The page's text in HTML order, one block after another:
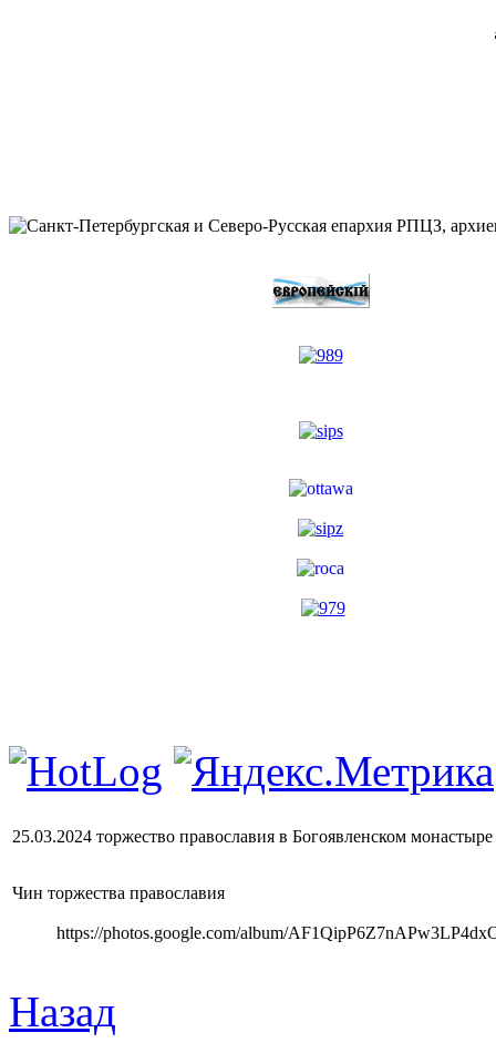
25.03.2024 торжество православия в Богоявленском монастыре
Чин торжества православия
https://photos.google.com/album/
Назад